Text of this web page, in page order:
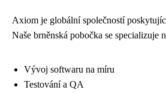
Axiom je globální společností
Naše brněnská pobočka se specializuje
Vývoj softwaru na míru
Testování a QA